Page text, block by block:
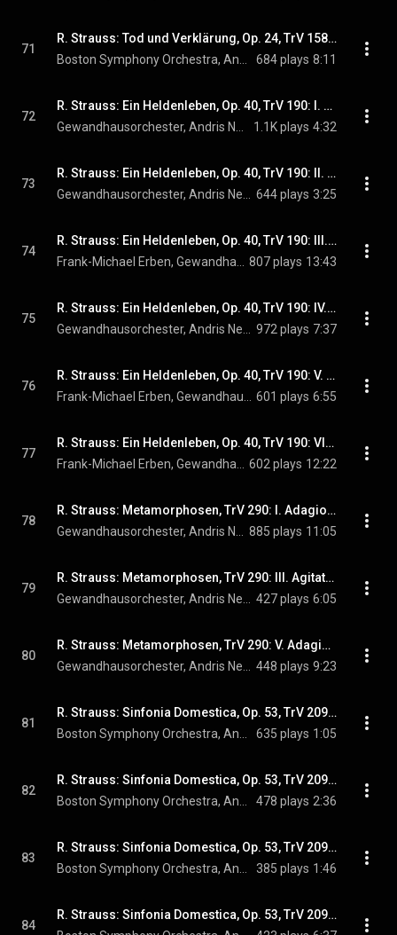
71
R. Strauss: Tod und Verklärung, Op. 24, TrV 158: IV. Moderato
684 plays 8:11
72
R. Strauss: Ein Heldenleben, Op. 40, TrV 190: I. Der Held
1.1K plays 4:32
73
R. Strauss: Ein Heldenleben, Op. 40, TrV 190: II. Des Helden Widersacher
644 plays 3:25
74
R. Strauss: Ein Heldenleben, Op. 40, TrV 190: III. Des Helden Gefährtin
807 plays 13:43
75
R. Strauss: Ein Heldenleben, Op. 40, TrV 190: IV. Des Helden Walstatt
972 plays 7:37
76
R. Strauss: Ein Heldenleben, Op. 40, TrV 190: V. Des Helden Friedenswerke
601 plays 6:55
77
R. Strauss: Ein Heldenleben, Op. 40, TrV 190: VI. Des Helden Weltflucht und Vollendung
602 plays 12:22
78
R. Strauss: Metamorphosen, TrV 290: I. Adagio ma non troppo - II. Etwas fliessender
885 plays 11:05
79
R. Strauss: Metamorphosen, TrV 290: III. Agitato - IV. Più allegro
427 plays 6:05
80
R. Strauss: Metamorphosen, TrV 290: V. Adagio, tempo primo - VI. Tempo primo
448 plays 9:23
81
R. Strauss: Sinfonia Domestica, Op. 53, TrV 209: Ia. Thema. Bewegt
635 plays 1:05
82
R. Strauss: Sinfonia Domestica, Op. 53, TrV 209: Ib. Thema. Sehr lebhaft
478 plays 2:36
83
R. Strauss: Sinfonia Domestica, Op. 53, TrV 209: Ic. Thema. Ruhig
385 plays 1:46
84
R. Strauss: Sinfonia Domestica, Op. 53, TrV 209: IIa. Scherzo. Munter